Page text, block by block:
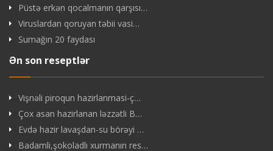
Püstə erkən qocalmanın qarşısı…
Viruslardan qoruyan təbii vasi…
Sumağın 20 faydası
Ən son reseptlər
Vişnəli piroqun hazirlanmasi-ç…
Çox asan hazirlanan ləzzətli B…
Evdə hazir lavaşdan-su börəyi …
Badamli,şokoladlı xurmanın res…